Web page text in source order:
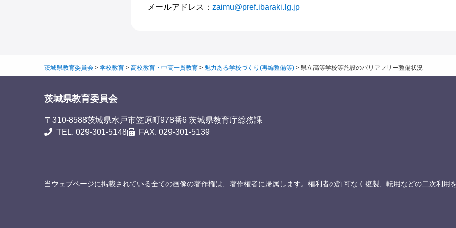
メールアドレス： zaimu@pref.ibaraki.lg.jp
茨城県教育委員会 > 学校教育 > 高校教育・中高一貫教育 > 魅力ある学校づくり(再編整備等) > 県立高等学校等施設のバリアフリー整備状況
茨城県教育委員会
〒310-8588茨城県水戸市笠原町978番6 茨城県教育庁総務課
TEL. 029-301-5148
FAX. 029-301-5139
当ウェブページに掲載されている全ての画像の著作権は、著作権者に帰属します。権利者の許可なく複製、転用などの二次利用